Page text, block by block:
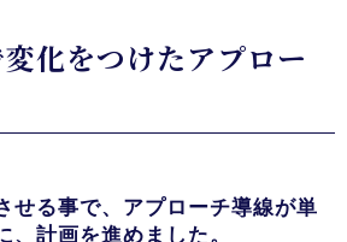
化をつけたアプロー
せる事で、アプローチ導線が単
、計画を進めました。